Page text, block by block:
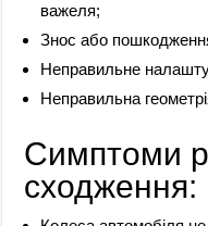
важеля;
Знос або
Неправильне
Неправильна
Симптоми
сходження: